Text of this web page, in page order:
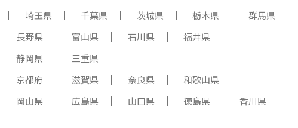
埼玉県 千葉県 茨城県 栃木県 群馬県
長野県 富山県 石川県 福井県
静岡県 三重県
京都府 滋賀県 奈良県 和歌山県
岡山県 広島県 山口県 徳島県
香川県